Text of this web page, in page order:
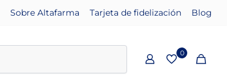
Sobre Altafarma Tarjeta de fidelización Blog
0